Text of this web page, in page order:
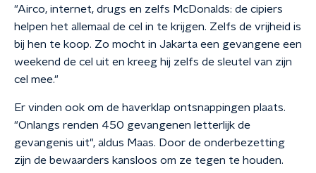
"Airco, internet, drugs en zelfs McDonalds: de cipiers
helpen het allemaal de cel in te krijgen. Zelfs de vrijheid is
bij hen te koop. Zo mocht in Jakarta een gevangene een
weekend de cel uit en kreeg hij zelfs de sleutel van zijn
cel mee."
Er vinden ook om de haverklap ontsnappingen plaats.
"Onlangs renden 450 gevangenen letterlijk de
gevangenis uit", aldus Maas. Door de onderbezetting
zijn de bewaarders kansloos om ze tegen te houden.